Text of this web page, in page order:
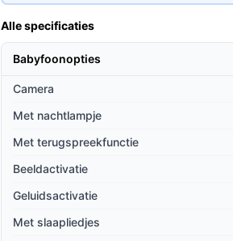
Alle specificaties
Babyfoonopties
Camera
Met nachtlampje
Met terugspreekfunctie
Beeldactivatie
Geluidsactivatie
Met slaapliedjes